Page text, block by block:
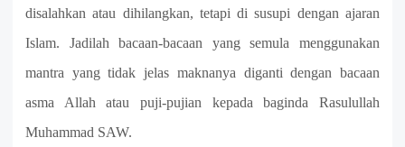
disalahkan atau dihilangkan, tetapi di susupi dengan ajaran
Islam. Jadilah bacaan-bacaan yang semula menggunakan
mantra yang tidak jelas maknanya diganti dengan bacaan
asma Allah atau puji-pujian kepada baginda Rasulullah
Muhammad SAW.